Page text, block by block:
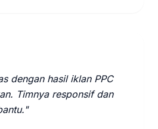
dengan hasil iklan PPC
Timnya responsif dan